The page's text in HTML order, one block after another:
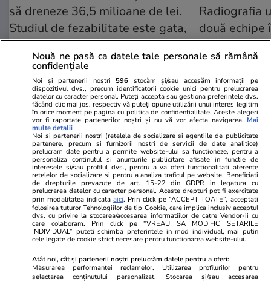
ZiaruldeIasi.ro
Delta urbană de la Iași ar urma
să dreneze 36,5 milioane de lei.
Studiul de fezabilitate este gata,
iar consilierii locali sunt chemați
să aprobe investiția
Fanatik.ro
Fotbalul
Radiografia
„Aveam
Champions
avem două
ULTIMELE ȘTIRI
Muzică și Filme 15:22
Nouă ne pasă ca datele tale personale să rămână
confidențiale
Noi și partenerii noștri 596 stocăm și/sau accesăm informații pe
dispozitivul dvs., precum identificatorii cookie unici pentru prelucrarea
datelor cu caracter personal. Puteți accepta sau gestiona preferințele dvs.
făcând clic mai jos, respectiv vă puteți opune utilizării unui interes legitim
în orice moment pe pagina cu politica de confidențialitate. Aceste alegeri
vor fi raportate partenerilor noștri și nu vă vor afecta navigarea. Mai
multe detalii
Noi si partenerii nostri (retelele de socializare si agentiile de publicitate
partenere, precum si furnizorii nostri de servicii de date analitice)
prelucram date pentru a permite website-ului sa functioneze, pentru a
personaliza continutul si anunturile publicitare afisate in functie de
interesele si/sau profilul dvs., pentru a va oferi functionalitati aferente
retelelor de socializare si pentru a analiza traficul pe website. Beneficiati
de drepturile prevazute de art. 15-22 din GDPR in legatura cu
prelucrarea datelor cu caracter personal. Aceste drepturi pot fi exercitate
prin modalitatea indicataaici. Prin click pe “ACCEPT TOATE”, acceptati
folosirea tuturor Tehnologiilor de tip Cookie, care implica inclusiv acceptul
dvs. cu privire la stocarea/accesarea informatiilor de catre Vendor-ii cu
care colaboram. Prin click pe “VREAU SA MODIFIC SETARILE
INDIVIDUAL” puteti schimba preferintele in mod individual, mai putin
cele legate de cookie strict necesare pentru functionarea website-ului.
Atât noi, cât și partenerii noștri prelucrăm datele pentru a oferi:
Măsurarea performanței reclamelor. Utilizarea profilurilor pentru
selectarea conținutului personalizat. Stocarea și/sau accesarea